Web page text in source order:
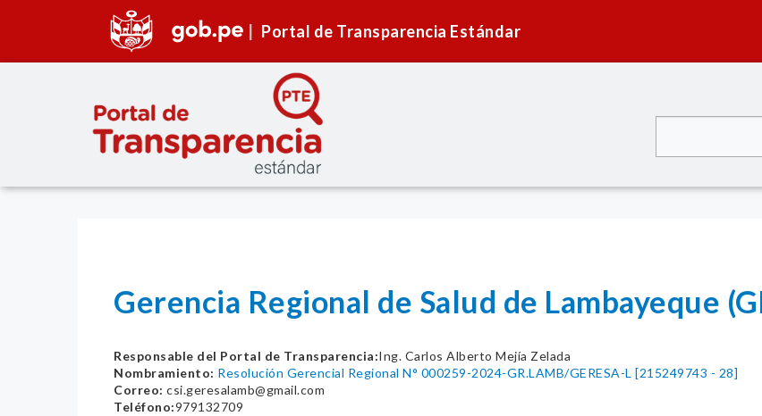
Portal de Transparencia Estándar
Gerencia Regional de Salud de Lambayeque
Responsable del Portal de Transparencia:Ing. Carlos Alberto Mejía Zelada
Nombramiento: Resolución Gerencial Regional N° 000259-2024-GR.LAMB/GERESA-L [215249743 - 28]
Correo: csi.geresalamb@gmail.com
Teléfono:979132709